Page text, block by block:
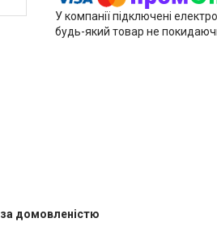
У компанії підключені
будь-який товар не
за домовленістю